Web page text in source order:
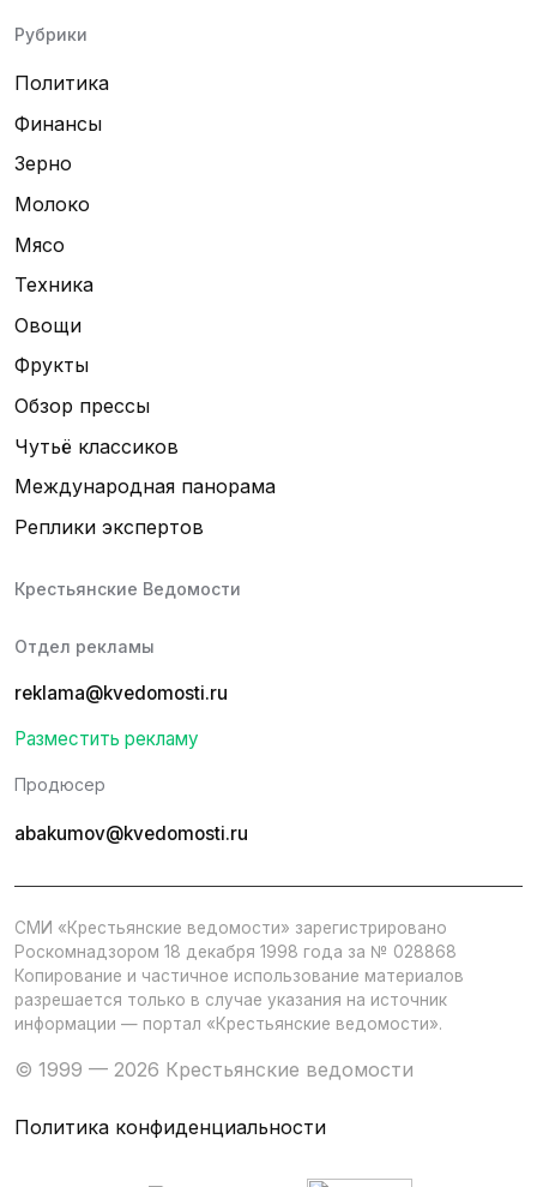
Рубрики
Политика
Финансы
Зерно
Молоко
Мясо
Техника
Овощи
Фрукты
Обзор прессы
Чутьё классиков
Международная панорама
Реплики экспертов
Крестьянские Ведомости
Отдел рекламы
reklama@kvedomosti.ru
Разместить рекламу
Продюсер
abakumov@kvedomosti.ru
СМИ «Крестьянские ведомости» зарегистрировано
Роскомнадзором 18 декабря 1998 года за № 028868
Копирование и частичное использование материалов
разрешается только в случае указания на источник
информации — портал «Крестьянские ведомости».
© 1999 — 2026 Крестьянские ведомости
Политика конфиденциальности